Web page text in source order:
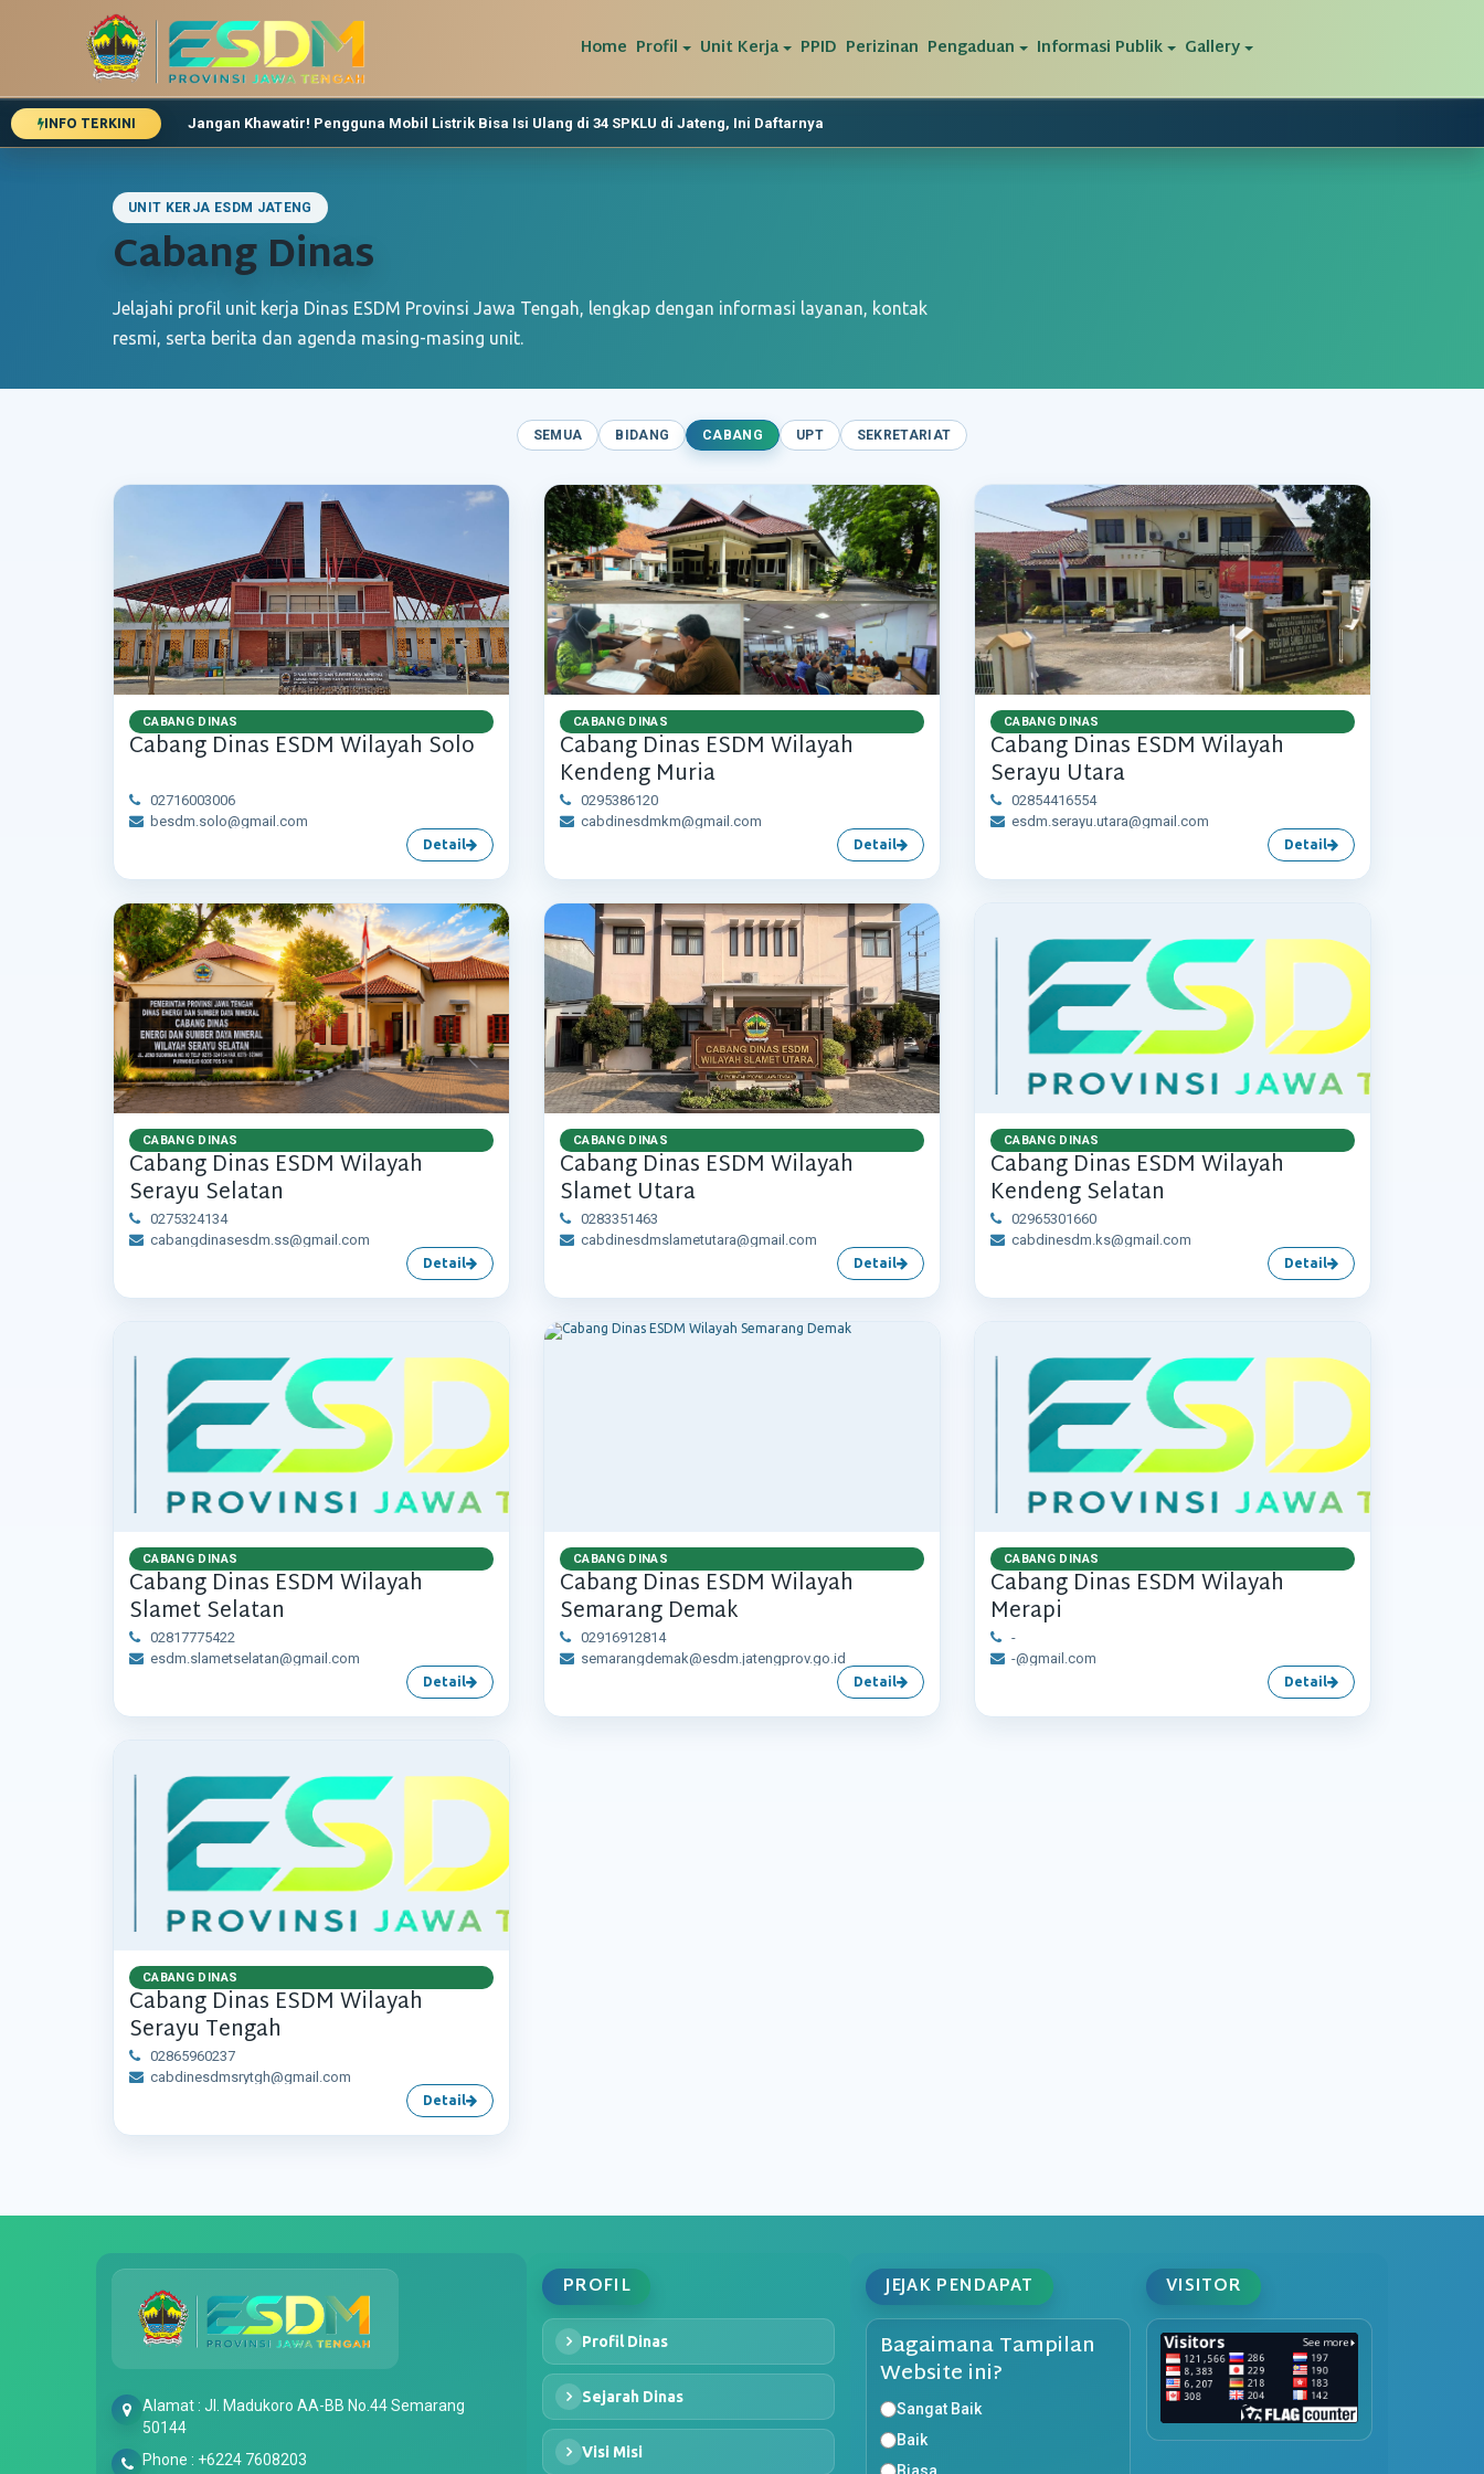
Home Profil Unit Kerja PPID Perizinan Pengaduan Informasi Publik Gallery
INFO TERKINI Jangan Khawatir! Pengguna Mobil Listrik Bisa Isi Ulang di 34 SPKLU di Jateng, Ini Daftarnya
UNIT KERJA ESDM JATENG
Cabang Dinas
Jelajahi profil unit kerja Dinas ESDM Provinsi Jawa Tengah, lengkap dengan informasi layanan, kontak
resmi, serta berita dan agenda masing-masing unit.
SEMUA BIDANG CABANG UPT SEKRETARIAT
CABANG DINAS
Cabang Dinas ESDM Wilayah Solo
02716003006
besdm.solo@gmail.com
Detail
CABANG DINAS
Cabang Dinas ESDM Wilayah
Kendeng Muria
0295386120
cabdinesdmkm@gmail.com
Detail
CABANG DINAS
Cabang Dinas ESDM Wilayah
Serayu Utara
02854416554
esdm.serayu.utara@gmail.com
Detail
CABANG DINAS
Cabang Dinas ESDM Wilayah
Serayu Selatan
0275324134
cabangdinasesdm.ss@gmail.com
Detail
CABANG DINAS
Cabang Dinas ESDM Wilayah
Slamet Utara
0283351463
cabdinesdmslametutara@gmail.com
Detail
CABANG DINAS
Cabang Dinas ESDM Wilayah
Kendeng Selatan
02965301660
cabdinesdm.ks@gmail.com
Detail
CABANG DINAS
Cabang Dinas ESDM Wilayah
Slamet Selatan
02817775422
esdm.slametselatan@gmail.com
Detail
CABANG DINAS
Cabang Dinas ESDM Wilayah
Semarang Demak
02916912814
semarangdemak@esdm.jatengprov.go.id
Detail
CABANG DINAS
Cabang Dinas ESDM Wilayah
Merapi
-
-@gmail.com
Detail
CABANG DINAS
Cabang Dinas ESDM Wilayah
Serayu Tengah
02865960237
cabdinesdmsrytgh@gmail.com
Detail
Alamat : Jl. Madukoro AA-BB No.44 Semarang
50144
Phone : +6224 7608203
PROFIL
Profil Dinas
Sejarah Dinas
Visi Misi
JEJAK PENDAPAT
Bagaimana Tampilan
Website ini?
Sangat Baik
Baik
VISITOR